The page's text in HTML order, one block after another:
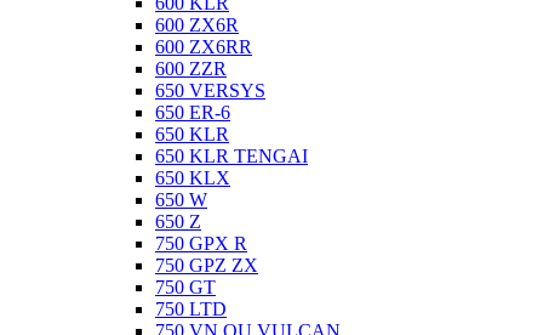
600 ZX6R
600 ZX6RR
600 ZZR
650 VERSYS
650 ER-6
650 KLR
650 KLR TENGAI
650 KLX
650 W
650 Z
750 GPX R
750 GPZ ZX
750 GT
750 LTD
750 VN OU VULCAN